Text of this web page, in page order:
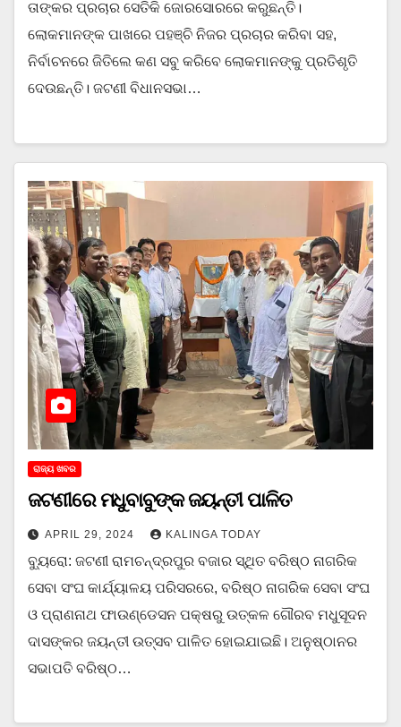
ତାଙ୍କର ପ୍ରଚାର ସେତିକି ଜୋରସୋରରେ କରୁଛନ୍ତି।
ଲୋକମାନଙ୍କ ପାଖରେ ପହଞ୍ଚି ନିଜର ପ୍ରଚାର କରିବା ସହ,
ନିର୍ବାଚନରେ ଜିତିଲେ କଣ ସବୁ କରିବେ ଲୋକମାନଙ୍କୁ ପ୍ରତିଶୃତି
ଦେଉଛନ୍ତି। ଜଟଣୀ ବିଧାନସଭା…
ରାଜ୍ୟ ଖବର
ଜଟଣୀରେ ମଧୁବାବୁଙ୍କ ଜୟନ୍ତୀ ପାଳିତ
APRIL 29, 2024 KALINGA TODAY
ବ୍ୟୁରୋ: ଜଟଣୀ ରାମଚନ୍ଦ୍ରପୁର ବଜାର ସ୍ଥିତ ବରିଷ୍ଠ ନାଗରିକ
ସେବା ସଂଘ କାର୍ଯ୍ୟାଳୟ ପରିସରରେ, ବରିଷ୍ଠ ନାଗରିକ ସେବା ସଂଘ
ଓ ପ୍ରାଣନାଥ ଫାଉଣ୍ଡେସନ ପକ୍ଷରୁ ଉତ୍କଳ ଗୌରବ ମଧୁସୂଦନ
ଦାସଙ୍କର ଜୟନ୍ତୀ ଉତ୍ସବ ପାଳିତ ହୋଇଯାଇଛି। ଅନୁଷ୍ଠାନର
ସଭାପତି ବରିଷ୍ଠ…